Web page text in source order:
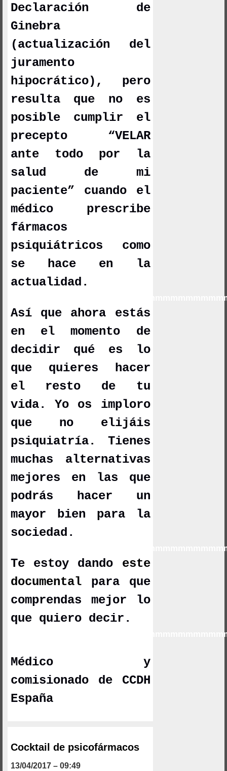
Declaración de
Ginebra
(actualización del
juramento
hipocrático), pero
resulta que no es
posible cumplir el
precepto “VELAR
ante todo por la
salud de mi
paciente” cuando el
médico prescribe
fármacos
psiquiátricos como
se hace en la
actualidad.
Así que ahora estás
en el momento de
decidir qué es lo
que quieres hacer
el resto de tu
vida. Yo os imploro
que no elijáis
psiquiatría. Tienes
muchas alternativas
mejores en las que
podrás hacer un
mayor bien para la
sociedad.
Te estoy dando este
documentalpara que
comprendas mejor lo
que quiero decir.
Médico y
comisionado de CCDH
España
Cocktail de psicofármacos
13/04/2017 – 09:49